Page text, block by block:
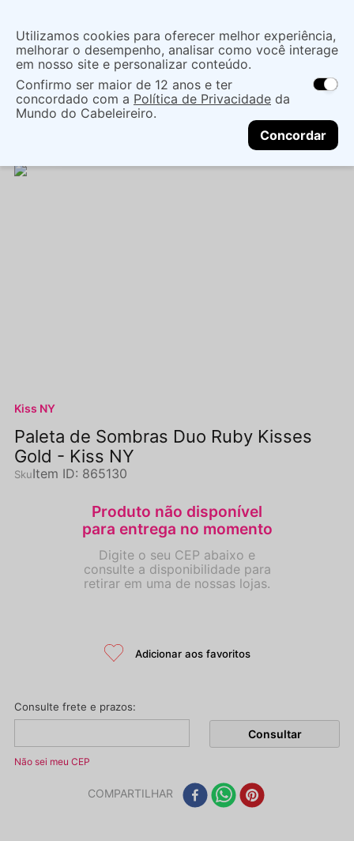
localização
As ofertas e opções de entrega variam de
acordo com a região.Não sei meu CEP
CONTINUAR
O que você procura?
Maquiagem Olho
Sombra E Pigmento
PALETA DE SOMBRAS DUO RUBY KISSES GOLD -
Kiss NY
Paleta de Sombras Duo Ruby Kisses
Gold - Kiss NY
Item ID: 865130
Não sei meu CEP
COMPARTILHAR
Utilizamos cookies para oferecer melhor experiência,
melhorar o desempenho, analisar como você interage
em nosso site e personalizar conteúdo.
Confirmo ser maior de 12 anos e ter
concordado com a Política de Privacidade da
Mundo do Cabeleireiro.
Concordar